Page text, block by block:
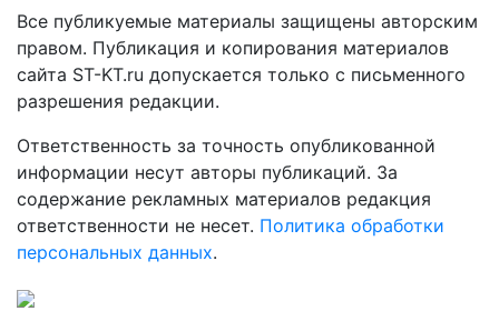
Все публикуемые материалы защищены авторским
правом. Публикация и копирования материалов
сайта ST-KT.ru допускается только с письменного
разрешения редакции.
Ответственность за точность опубликованной
информации несут авторы публикаций. За
содержание рекламных материалов редакция
ответственности не несет. Политика обработки
персональных данных.